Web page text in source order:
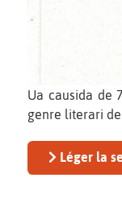
Ua causida de
genre literari
Léger la